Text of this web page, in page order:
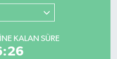
KALAN SÜRE